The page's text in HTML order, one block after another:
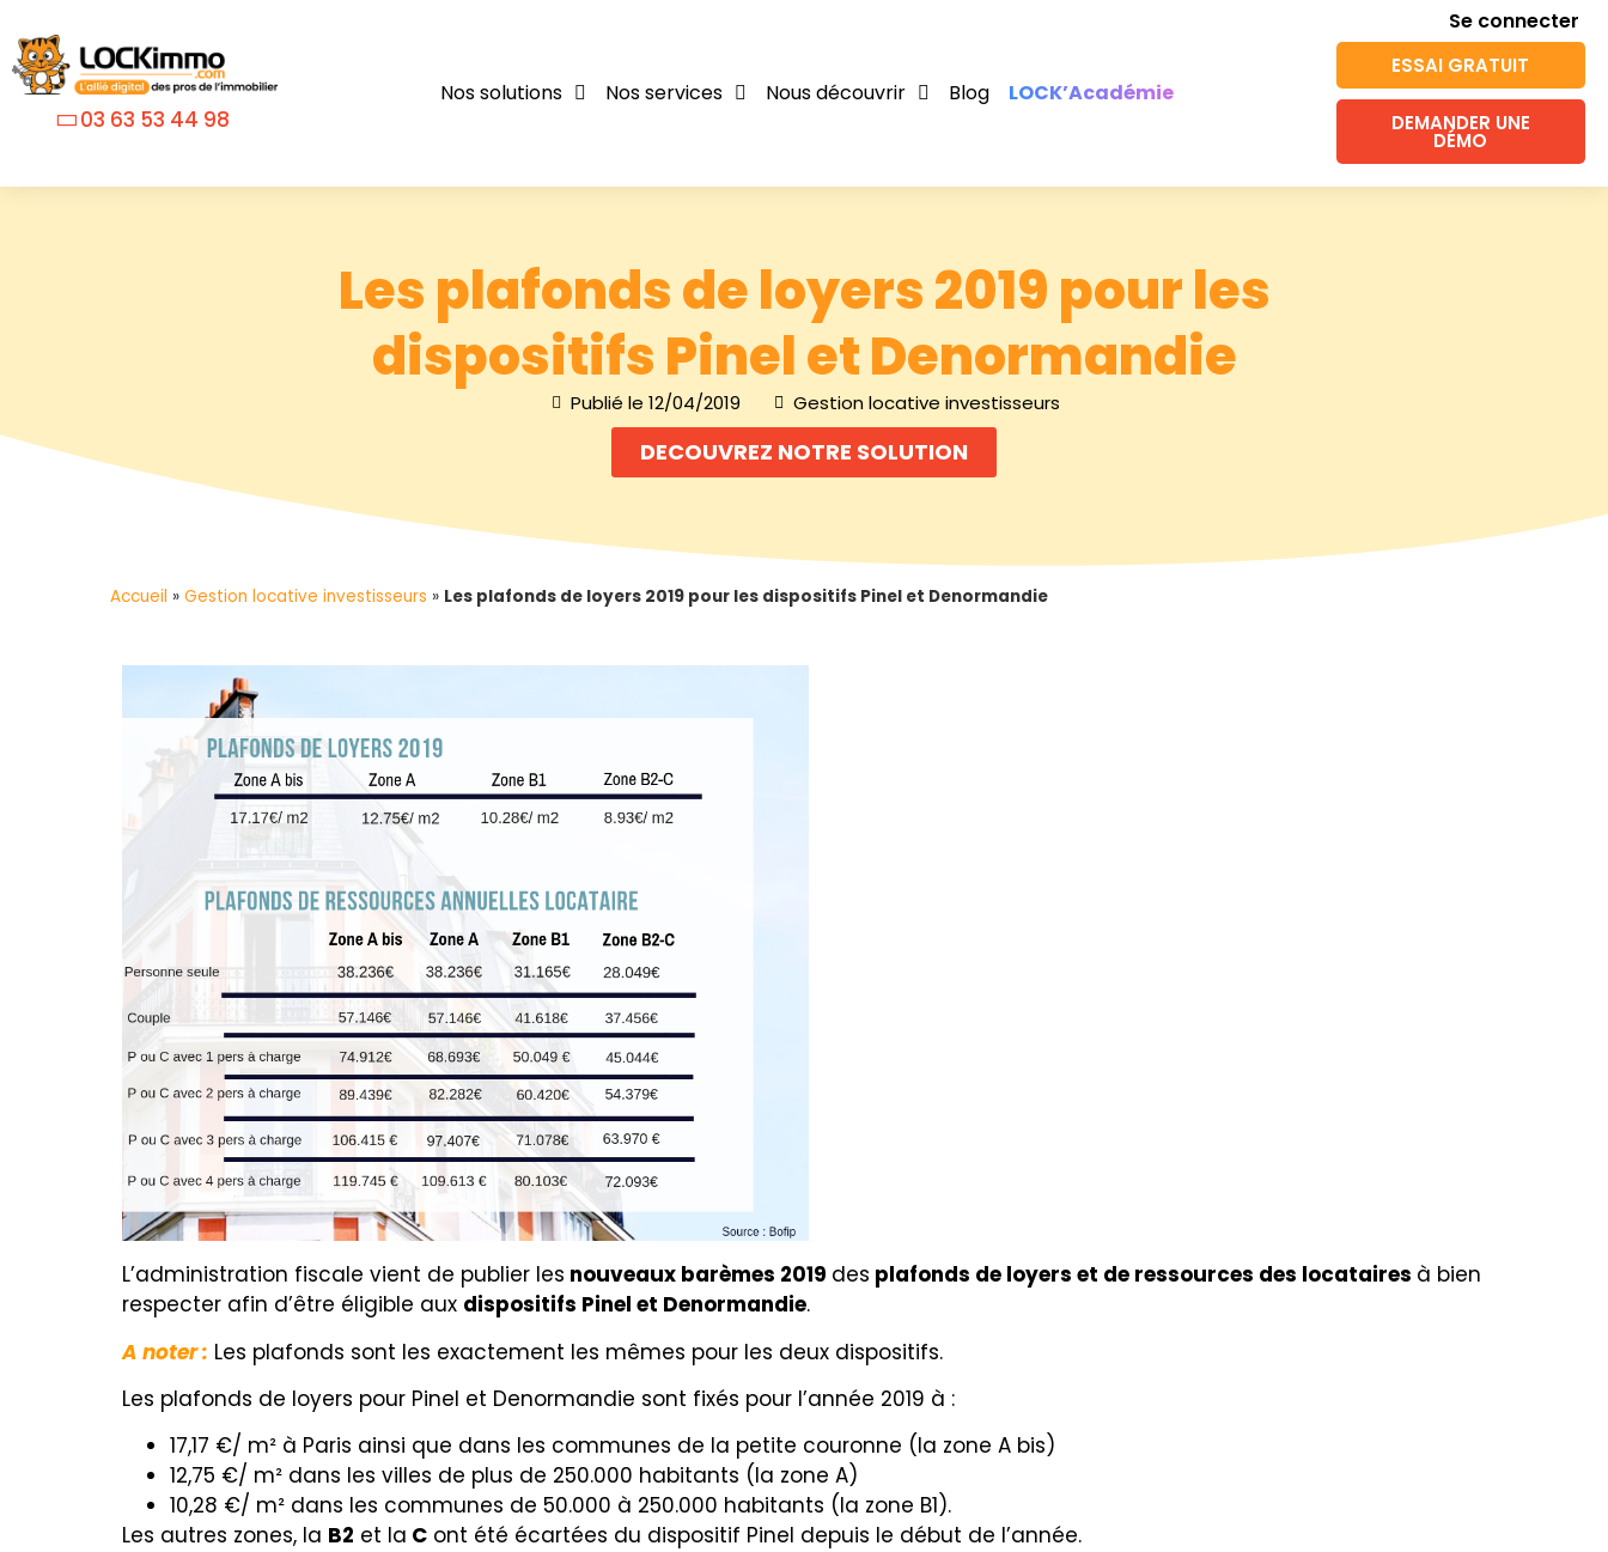
03 63 53 44 98
Nos solutions Nos services Nous découvrir Blog LOCK’Académie
Se connecter
ESSAI GRATUIT
DEMANDER UNE
DÉMO
Les plafonds de loyers 2019 pour les
dispositifs Pinel et Denormandie
Publié le 12/04/2019 Gestion locative investisseurs
DECOUVREZ NOTRE SOLUTION
Accueil » Gestion locative investisseurs » Les plafonds de loyers 2019 pour les dispositifs Pinel et Denormandie
L’administration fiscale vient de publier les nouveaux barèmes 2019 des plafonds de loyers et de ressources des locataires à bien
respecter afin d’être éligible aux dispositifs Pinel et Denormandie.
A noter : Les plafonds sont les exactement les mêmes pour les deux dispositifs.
Les plafonds de loyers pour Pinel et Denormandie sont fixés pour l’année 2019 à :
17,17 €/ m² à Paris ainsi que dans les communes de la petite couronne (la zone A bis)
12,75 €/ m² dans les villes de plus de 250.000 habitants (la zone A)
10,28 €/ m² dans les communes de 50.000 à 250.000 habitants (la zone B1).
Les autres zones, la B2 et la C ont été écartées du dispositif Pinel depuis le début de l’année.